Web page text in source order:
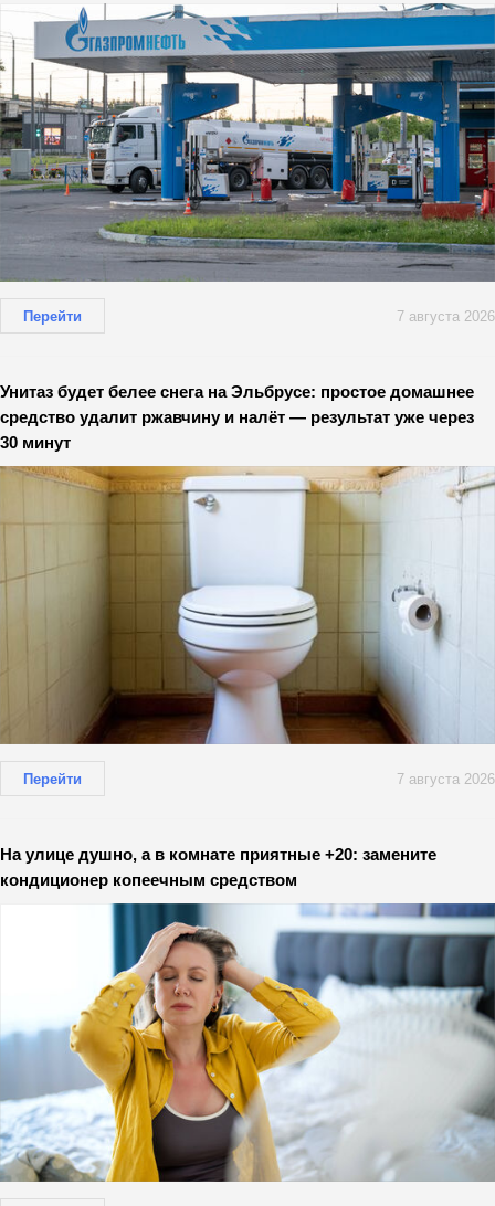
Перейти 7 августа 2026
Унитаз будет белее снега на Эльбрусе: простое домашнее
средство удалит ржавчину и налёт — результат уже через
30 минут
Перейти 7 августа 2026
На улице душно, а в комнате приятные +20: замените
кондиционер копеечным средством